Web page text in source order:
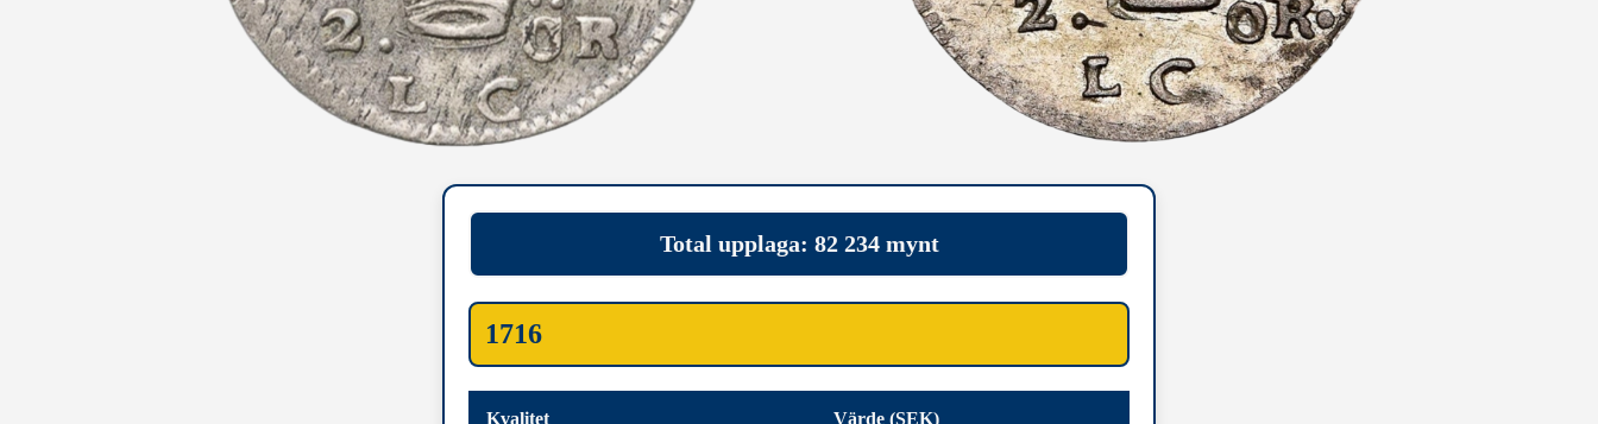
Total upplaga: 82 234 mynt
1716
Kvalitet Värde (SEK)